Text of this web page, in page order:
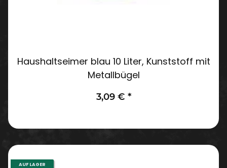
Haushaltseimer blau 10 Liter, Kunststoff mit
Metallbügel
3,09 € *
AUF LAGER